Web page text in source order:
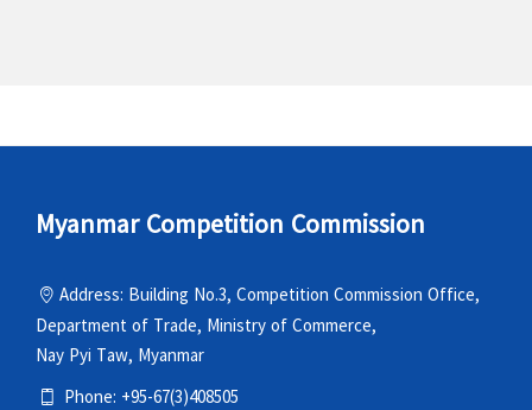
Myanmar Competition Commission
Address: Building No.3, Competition Commission Office,
Department of Trade, Ministry of Commerce,
Nay Pyi Taw, Myanmar
Phone: +95-67(3)408505